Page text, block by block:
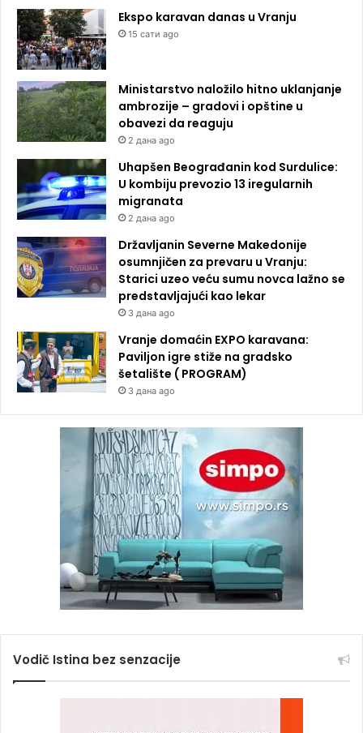
Ekspo karavan danas u Vranju
15 сати ago
Ministarstvo naložilo hitno uklanjanje
ambrozije – gradovi i opštine u
obavezi da reaguju
2 дана ago
Uhapšen Beograđanin kod Surdulice:
U kombiju prevozio 13 iregularnih
migranata
2 дана ago
Državljanin Severne Makedonije
osumnjičen za prevaru u Vranju:
Starici uzeo veću sumu novca lažno se
predstavljajući kao lekar
3 дана ago
Vranje domaćin EXPO karavana:
Paviljon igre stiže na gradsko
šetalište ( PROGRAM)
3 дана ago
Vodič Istina bez senzacije